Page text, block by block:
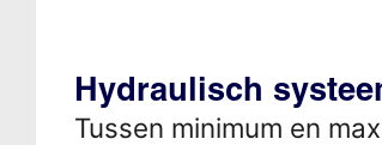
Hydraulisch
Tussen minimum en